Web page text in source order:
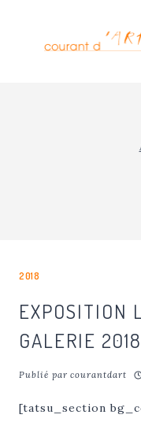
contenu
2018
EXPOSITION
GALERIE 2018
Publié par courantdart
[tatsu_section